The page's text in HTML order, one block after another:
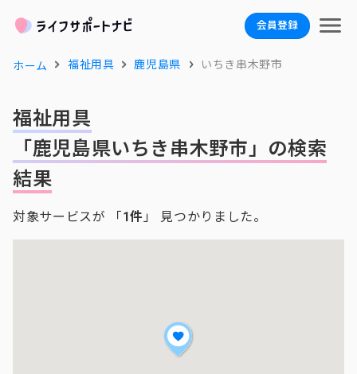
会員登録
ホーム 福祉用具 鹿児島県 いちき串木野市
福祉用具
「鹿児島県いちき串木野市」の検索
結果
対象サービスが 「1件 」 見つかりました。